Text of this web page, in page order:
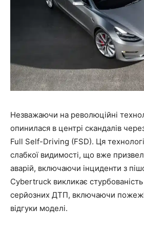
Незважаючи на революційні
опинилася в центрі скандалів
Full Self-Driving (FSD). Ця
слабкої видимості, що вже
аварій, включаючи інциденти з
Cybertruck викликає стурбованість
серйозних ДТП, включаючи
відгуки моделі.